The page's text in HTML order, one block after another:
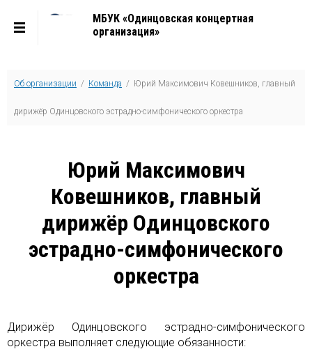
МБУК «Одинцовская концертная
организация»
Об организации / Команда / Юрий Максимович Ковешников, главный
дирижёр Одинцовского эстрадно-симфонического оркестра
Юрий Максимович
Ковешников, главный
дирижёр Одинцовского
эстрадно-симфонического
оркестра
Дирижёр Одинцовского эстрадно-симфонического
оркестра выполняет следующие обязанности: